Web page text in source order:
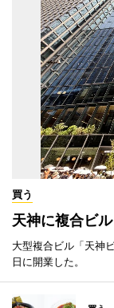
買う
天神に複合ビ
大型複合ビル「天神
日に開業した。